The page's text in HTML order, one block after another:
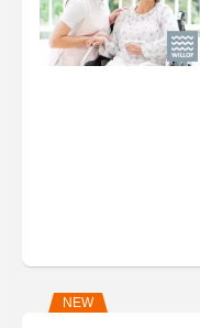
NEW